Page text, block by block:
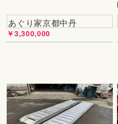
あぐり家京都中丹
￥3,300,000